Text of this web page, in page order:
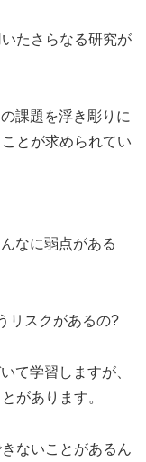
たさらなる研究が
課題を浮き彫りに
とが求められてい
なに弱点がある
リスクがあるの?
て学習しますが、
があります。
ないことがあるん